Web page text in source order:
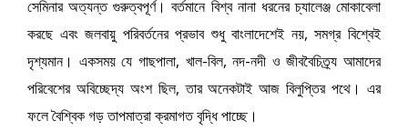
সেমিনার অত্যন্ত গুরুত্বপূর্ণ। বর্তমানে বিশ্ব নানা ধরনের চ্যালেঞ্জ মোকাবেলা
করছে এবং জলবায়ু পরিবর্তনের প্রভাব শুধু বাংলাদেশেই নয়, সমগ্র বিশ্বেই
দৃশ্যমান। একসময় যে গাছপালা, খাল-বিল, নদ-নদী ও জীববৈচিত্র্য আমাদের
পরিবেশের অবিচ্ছেদ্য অংশ ছিল, তার অনেকটাই আজ বিলুপ্তির পথে। এর
ফলে বৈশ্বিক গড় তাপমাত্রা ক্রমাগত বৃদ্ধি পাচ্ছে।